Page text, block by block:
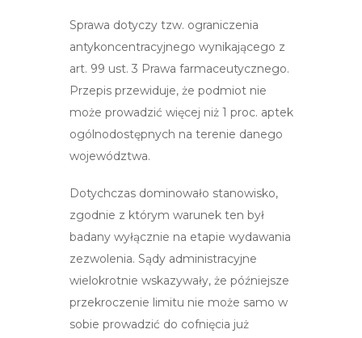
Sprawa dotyczy tzw. ograniczenia
antykoncentracyjnego wynikającego z
art. 99 ust. 3 Prawa farmaceutycznego.
Przepis przewiduje, że podmiot nie
może prowadzić więcej niż 1 proc. aptek
ogólnodostępnych na terenie danego
województwa.
Dotychczas dominowało stanowisko,
zgodnie z którym warunek ten był
badany wyłącznie na etapie wydawania
zezwolenia. Sądy administracyjne
wielokrotnie wskazywały, że późniejsze
przekroczenie limitu nie może samo w
sobie prowadzić do cofnięcia już